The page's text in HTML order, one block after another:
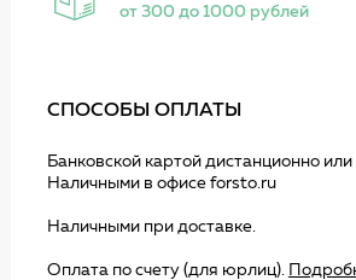
от 300 до 1000 рублей
СПОСОБЫ ОПЛАТЫ
Банковской картой дистанционно
Наличными в офисе forsto.ru
Наличными при доставке.
Оплата по счету (для юрлиц).